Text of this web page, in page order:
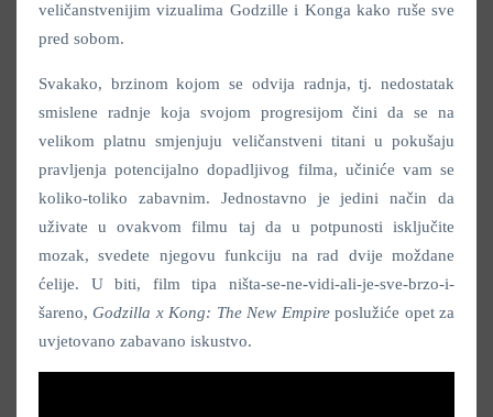
veličanstvenijim vizualima Godzille i Konga kako ruše sve
pred sobom.
Svakako, brzinom kojom se odvija radnja, tj. nedostatak
smislene radnje koja svojom progresijom čini da se na
velikom platnu smjenjuju veličanstveni titani u pokušaju
pravljenja potencijalno dopadljivog filma, učiniće vam se
koliko-toliko zabavnim. Jednostavno je jedini način da
uživate u ovakvom filmu taj da u potpunosti isključite
mozak, svedete njegovu funkciju na rad dvije moždane
ćelije. U biti, film tipa ništa-se-ne-vidi-ali-je-sve-brzo-i-
šareno,Godzilla x Kong: The New Empireposlužiće opet za
uvjetovano zabavano iskustvo.